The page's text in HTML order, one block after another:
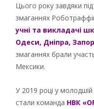
Цього року завдяки
змаганнях
учні та викладачі
Одеси, Дніпра,
змаганнях брали
Мексики.
У 2019 році у
стали команда НВК